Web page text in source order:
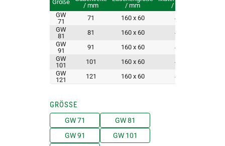
Größe
/ mm
/ mm
/ mm
GW
71
71 160 x 60 4.5
GW
81
81 160 x 60 4.5
GW
91
91 160 x 60 4.5
GW
101
101 160 x 60 4.5
GW
121
121 160 x 60 4.5
GRÖSSE
GW 71
GW 81
GW 91
GW 101